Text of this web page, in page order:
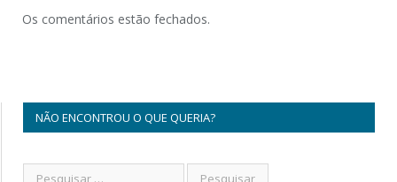
Os comentários estão fechados.
NÃO ENCONTROU O QUE QUERIA?